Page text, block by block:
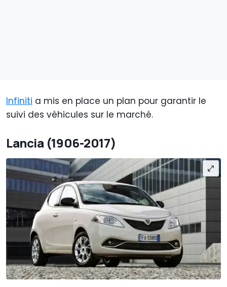
Infiniti a mis en place un plan pour garantir le
suivi des véhicules sur le marché.
Lancia (1906-2017)